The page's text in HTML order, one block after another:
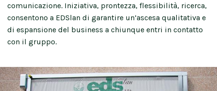
comunicazione. Iniziativa, prontezza, flessibilità, ricerca,
consentono a EDSlan di garantire un’ascesa qualitativa e
di espansione del business a chiunque entri in contatto
con il gruppo.